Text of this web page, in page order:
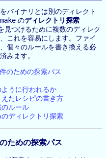
バイナリとは別のディレクト
make のディレクトリ探索
見つけるために複数のディレク
これを容易にします。ファイ
個々のルールを書き換える必
みます。
のための探索パス
うに行われるか
たレシピの書き方
のルール
ディレクトリ探索
ための探索パス